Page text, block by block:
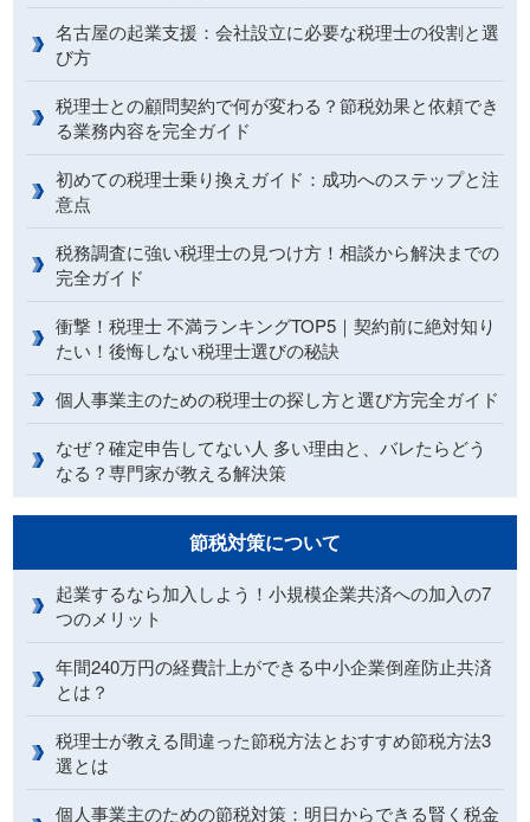
名古屋の起業支援：会社設立に必要な税理士の役割と選
び方
税理士との顧問契約で何が変わる？節税効果と依頼でき
る業務内容を完全ガイド
初めての税理士乗り換えガイド：成功へのステップと注
意点
税務調査に強い税理士の見つけ方！相談から解決までの
完全ガイド
衝撃！税理士 不満ランキングTOP5｜契約前に絶対知り
たい！後悔しない税理士選びの秘訣
個人事業主のための税理士の探し方と選び方完全ガイド
なぜ？確定申告してない人 多い理由と、バレたらどう
なる？専門家が教える解決策
節税対策について
起業するなら加入しよう！小規模企業共済への加入の7
つのメリット
年間240万円の経費計上ができる中小企業倒産防止共済
とは？
税理士が教える間違った節税方法とおすすめ節税方法3
選とは
個人事業主のための節税対策：明日からできる賢く税金